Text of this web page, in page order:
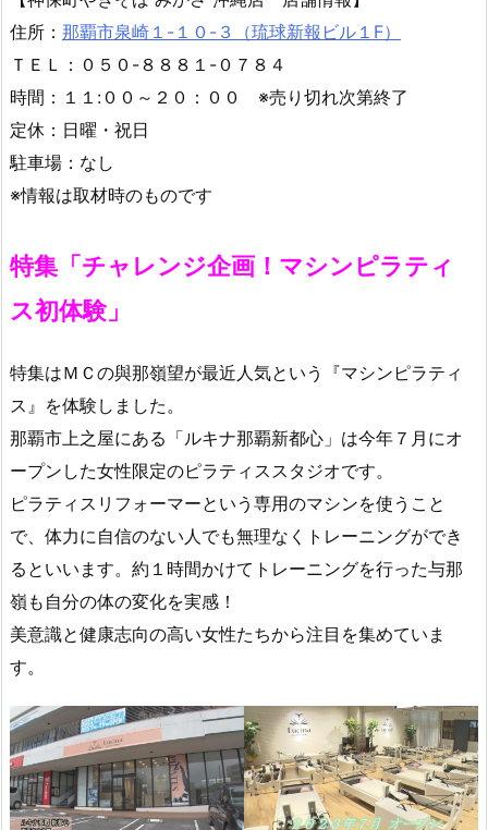
住所： 那覇市泉崎１-１０-３（琉球新報ビル１F）
ＴＥＬ：０５０-８８８１-０７８４
時間：１１:００～２０：００ ※売り切れ次第終了
定休：日曜・祝日
駐車場：なし
※情報は取材時のものです
特集「チャレンジ企画！マシンピラティ
ス初体験」
特集はＭＣの與那嶺望が最近人気という『マシンピラティ
ス』を体験しました。
那覇市上之屋にある「ルキナ那覇新都心」は今年７月にオ
ープンした女性限定のピラティススタジオです。
ピラティスリフォーマーという専用のマシンを使うこと
で、体力に自信のない人でも無理なくトレーニングができ
るといいます。約１時間かけてトレーニングを行った与那
嶺も自分の体の変化を実感！
美意識と健康志向の高い女性たちから注目を集めていま
す。